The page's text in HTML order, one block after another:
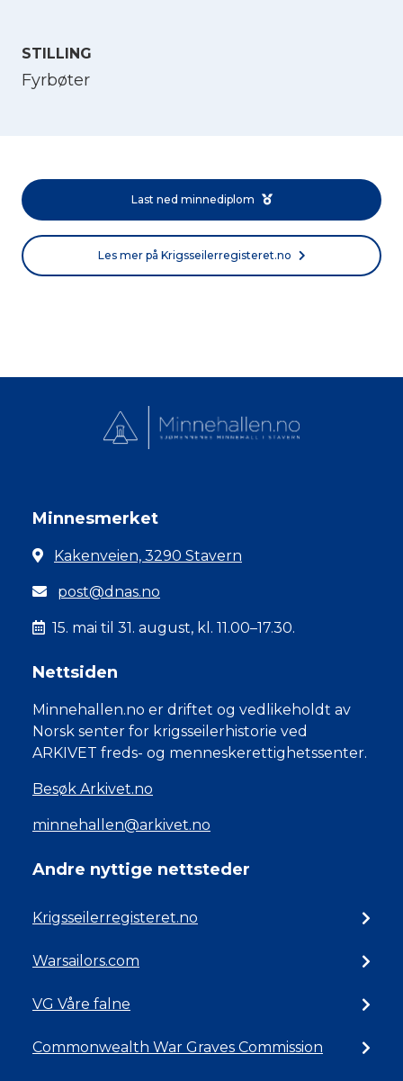
STILLING
Fyrbøter
Last ned minnediplom
Les mer på Krigsseilerregisteret.no
Minnesmerket
Kakenveien, 3290 Stavern
post@dnas.no
15. mai til 31. august, kl. 11.00–17.30.
Nettsiden
Minnehallen.no er driftet og vedlikeholdt av
Norsk senter for krigsseilerhistorie ved
ARKIVET freds- og menneskerettighetssenter.
Besøk Arkivet.no
minnehallen@arkivet.no
Andre nyttige nettsteder
Krigsseilerregisteret.no
Warsailors.com
VG Våre falne
Commonwealth War Graves Commission